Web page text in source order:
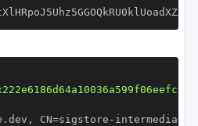
, CN=sigstore -